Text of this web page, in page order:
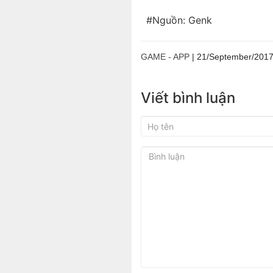
#Nguồn: Genk
GAME - APP | 21/September/
Viết bình luận